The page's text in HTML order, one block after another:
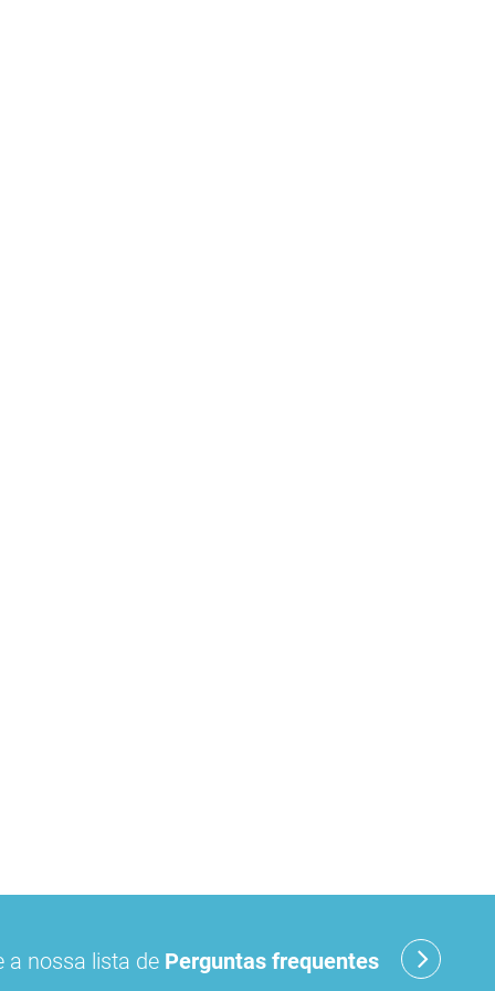
a nossa lista de Perguntas frequentes